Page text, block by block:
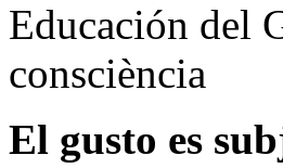
Educación del
consciència
El gusto es